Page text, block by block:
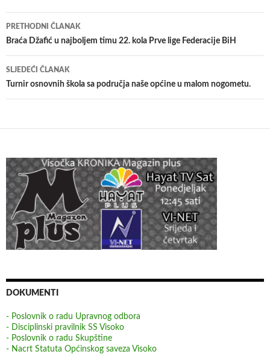
Navigacija
članaka
PRETHODNI ČLANAK
Braća Džafić u najboljem timu 22. kola Prve lige Federacije BiH
SLJEDEĆI ČLANAK
Turnir osnovnih škola sa područja naše općine u malom nogometu.
DOKUMENTI
- Poslovnik o radu Upravnog odbora
- Disciplinski pravilnik SS Visoko
- Poslovnik o radu Skupštine
- Nacrt Statuta Općinskog saveza Visoko